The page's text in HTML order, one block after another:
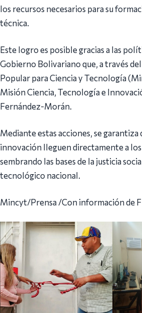
los recursos necesarios para su
técnica.
Este logro es posible gracias a las
Gobierno Bolivariano que, a través
Popular para Ciencia y Tecnología
Misión Ciencia, Tecnología e
Fernández-Morán.
Mediante estas acciones, se garantiza
innovación lleguen directamente a
sembrando las bases de la justicia
tecnológico nacional.
Mincyt/Prensa /Con información de